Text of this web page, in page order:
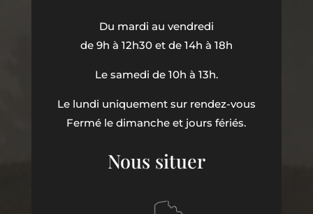
Du mardi au vendredi
de 9h à 12h30 et de 14h à 18h
Le samedi de 10h à 13h.
Le lundi uniquement sur rendez-vous
Fermé le dimanche et jours fériés.
Nous situer